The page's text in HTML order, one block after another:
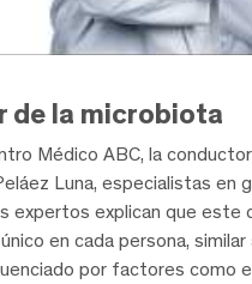
de la microbiota
Médico ABC, la
Luna, especialistas en
expertos explican que este
en cada persona, similar
por factores como